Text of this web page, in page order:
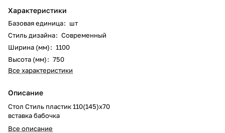
Характеристики
Базовая единица: шт
Стиль дизайна: Современный
Ширина (мм): 1100
Высота (мм): 750
Все характеристики
Описание
Стол Стиль пластик 110(145)х70
вставка бабочка
Все описание